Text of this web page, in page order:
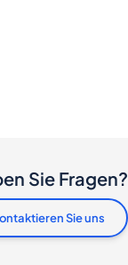
Sie Fragen?
Sie uns